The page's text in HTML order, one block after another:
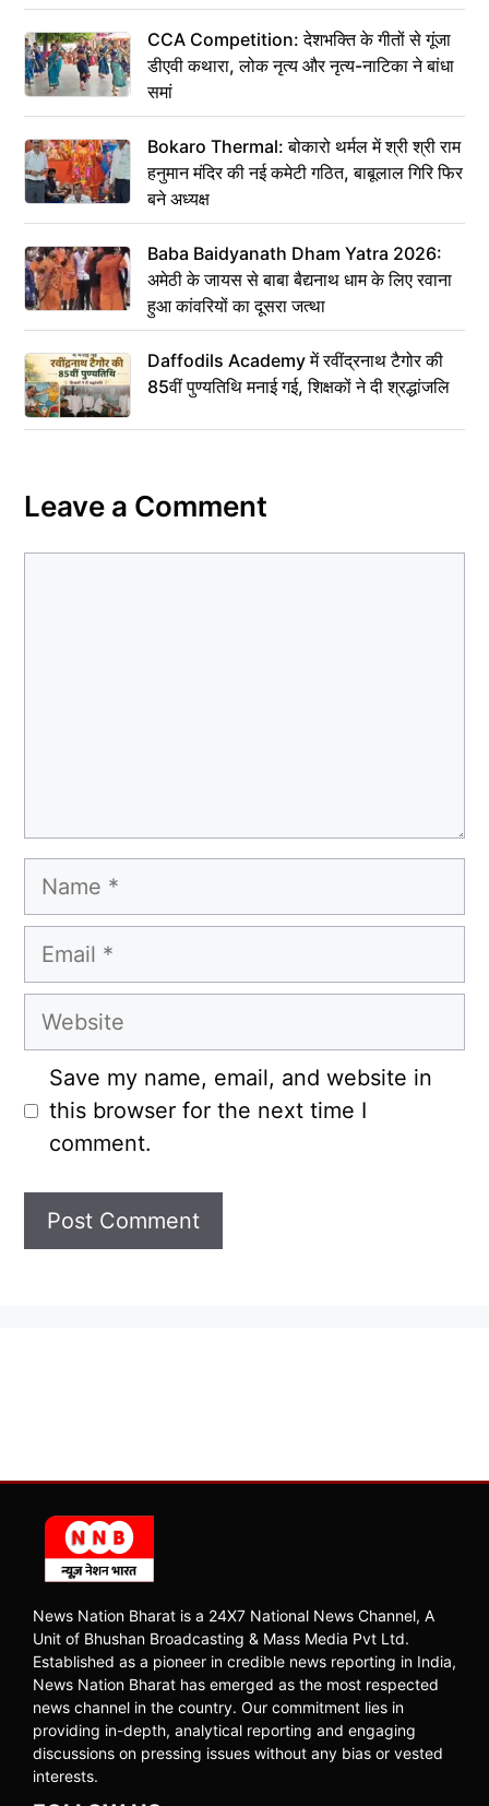
CCA Competition: देशभक्ति के गीतों से गूंजा
डीएवी कथारा, लोक नृत्य और नृत्य-नाटिका ने बांधा
समां
Bokaro Thermal: बोकारो थर्मल में श्री श्री राम
हनुमान मंदिर की नई कमेटी गठित, बाबूलाल गिरि फिर
बने अध्यक्ष
Baba Baidyanath Dham Yatra 2026:
अमेठी के जायस से बाबा बैद्यनाथ धाम के लिए रवाना
हुआ कांवरियों का दूसरा जत्था
Daffodils Academy में रवींद्रनाथ टैगोर की
85वीं पुण्यतिथि मनाई गई, शिक्षकों ने दी श्रद्धांजलि
Leave a Comment
Name
Email
Website
Save my name, email, and website in
this browser for the next time I
comment.
News Nation Bharat is a 24X7 National News Channel, A
Unit of Bhushan Broadcasting & Mass Media Pvt Ltd.
Established as a pioneer in credible news reporting in India,
News Nation Bharat has emerged as the most respected
news channel in the country. Our commitment lies in
providing in-depth, analytical reporting and engaging
discussions on pressing issues without any bias or vested
interests.